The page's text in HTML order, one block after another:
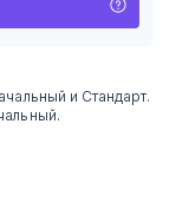
и Стандарт.